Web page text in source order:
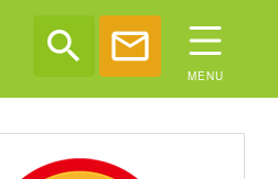
search mail